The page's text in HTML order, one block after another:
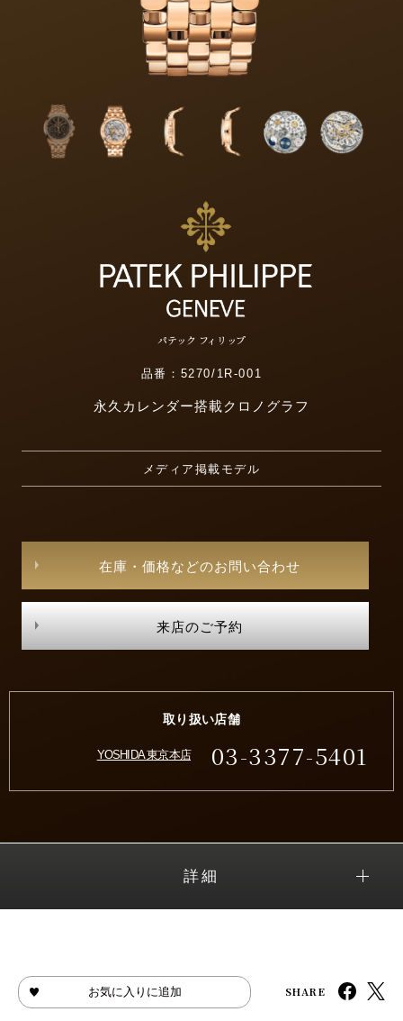
パテック フィリップ
品番：5270/1R-001
永久カレンダー搭載クロノグラフ
メディア掲載モデル
在庫・価格などのお問い合わせ
来店のご予約
取り扱い店舗
YOSHIDA 東京本店 03-3377-5401
詳細
お気に入りに追加 SHARE